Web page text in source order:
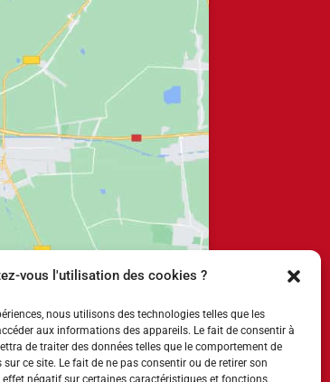
vous l'utilisation des cookies ?
nous utilisons des technologies telles que les
aux informations des appareils. Le fait de consentir à
de traiter des données telles que le comportement de
ce site. Le fait de ne pas consentir ou de retirer son
négatif sur certaines caractéristiques et fonctions.